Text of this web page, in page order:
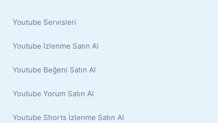
Youtube Servisleri
Youtube İzlenme Satın Al
Youtube Beğeni Satın Al
Youtube Yorum Satın Al
Youtube Shorts İzlenme Satın Al